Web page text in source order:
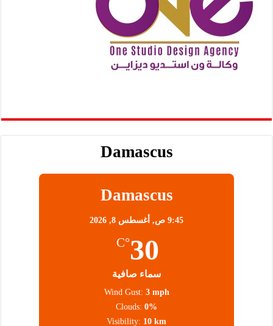
Damascus
Damascus
9:45 ص, أغسطس 8, 2026
30
°C
سماء صافية
Wind Gust: 3 mph
Clouds: 0%
Visibility: 10 km